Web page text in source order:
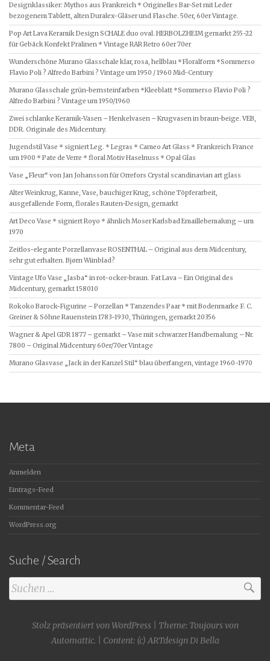
Designklassiker: Mythos aus Frankreich * Originelles Bar-Set mit Leder
bezogenem Tablett, alten Duralex-Gläser und Flasche. 50er, 60er Vintage.
Pop Art Lava Keramik Design SCHALE duo oval. HERBOLZHEIM gemarkt 255-22
für Gebäck Konfekt Pralinen * Vintage RAR Retro 60er 70er
Wunderschöne Murano Glasschale klar, rosa, hellblau *Floralform *Sommerso
Flavio Poli ? Alfredo Barbini ? Vintage um 1950 / 1960 Mid-Century
Murano Glasschale grün-bernsteinfarben *Kleeblatt *Sommerso Flavio Poli ?
Alfredo Barbini ? Vintage um 1950/1960
Zwei schlanke Keramik-Vasen – Henkelvasen – Krugvasen in braun-beige. VEB,
DDR. Originale des Midcentury.
Jugendstil Vase * signiert Leg. * Legras * Cameo Art Glass * Frankreich France
um 1900 * Pate de Verre * floral Motiv Haselnuss * Opal Glas
Vase „Fleur“ von Jan Johansson für Orrefors Crystal scandinavian art glass
Alter Weinkrug, Kanne, Vase, bauchiger Krug, schöne Töpferarbeit,
ausgefallende Form, florales Rauten-Design, gemarkt
Art Deco Vase * signiert Royo * ähnlich Moser Karlsbad Emaillebemalung – um
1970
Zeitlos-elegante Porzellanvase ROSENTHAL – Original aus dem Midcentury,
sehr gut erhalten. Bjørn Wiinblad?
Vintage Ufo Vase „Jasba“ in rot-ocker-braun. Fat Lava – Ein Original des
Midcentury, gemarkt 158010
Rokoko Barock-Figurine – Porzellan * Tanzendes Paar * mit Bodenmarke F. C.
Greiner & Söhne Rauenstein 1783-1930, Thüringen, gemarkt 20356
Wagner & Apel GDR 1877 – gemarkt – Vase mit schwarzer Handbemalung – Nr.
7800 – Original Midcentury 60er/70er Vintage
Murano Glasvase „Jack in der Kanzel Stil“ blau überfangen, vintage 1960-1970
Meta
Anmelden
Eintrags-Feed
Kommentar-Feed
WordPress.org
Suche / Search
nach:
Stolz präsentiert von WordPress
Theme: Toujours von
Automattic. | Content: (c) ARTdesign Di Bella